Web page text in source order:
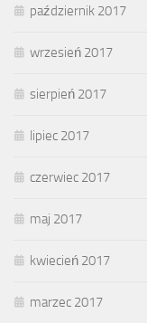
październik 2017
wrzesień 2017
sierpień 2017
lipiec 2017
czerwiec 2017
maj 2017
kwiecień 2017
marzec 2017